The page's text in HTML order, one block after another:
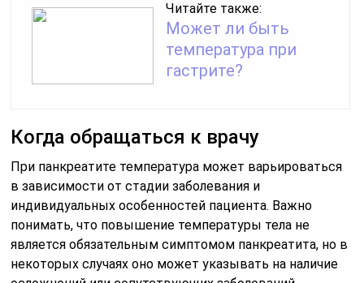
Читайте также:
Может ли быть
температура при
гастрите?
Когда обращаться к врачу
При панкреатите температура может варьироваться
в зависимости от стадии заболевания и
индивидуальных особенностей пациента. Важно
понимать, что повышение температуры тела не
является обязательным симптомом панкреатита, но в
некоторых случаях оно может указывать на наличие